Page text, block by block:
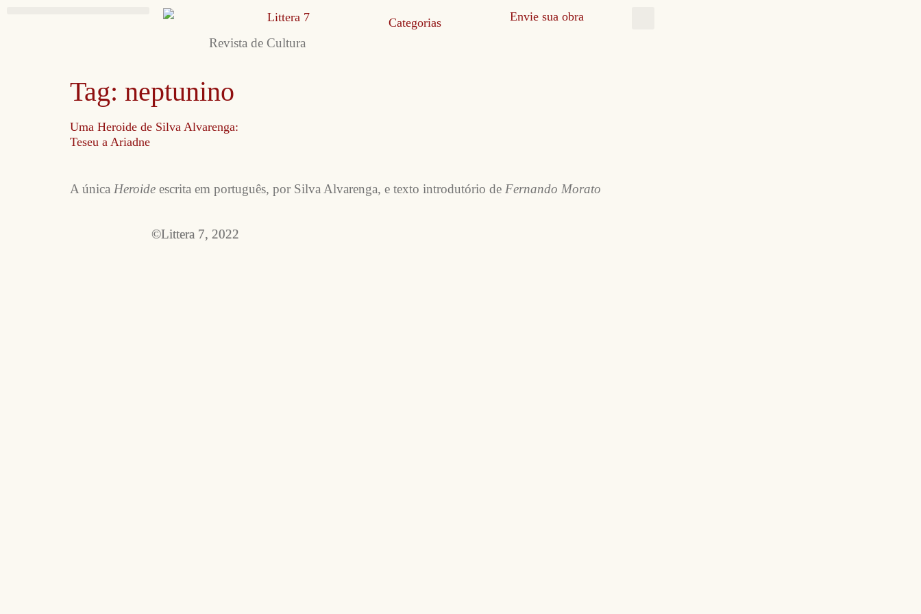
Revista de Cultura
Categorias Envie sua obra
Tag: neptunino
Uma Heroide de Silva Alvarenga:
Teseu a Ariadne
A única Heroide escrita em português, por Silva Alvarenga, e texto introdutório de Fernando Morato
©Littera 7, 2022